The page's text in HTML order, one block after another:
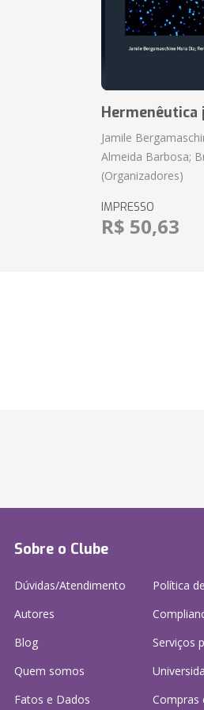
Hermenêutica
Jamile
Almeida Barbosa;
(Organizadores)
IMPRESSO
R$ 50,63
Sobre o Clube
Dúvidas/Atendimento
Autores
Blog
Quem somos
Fatos e Dados
Política
Serviços
Compras